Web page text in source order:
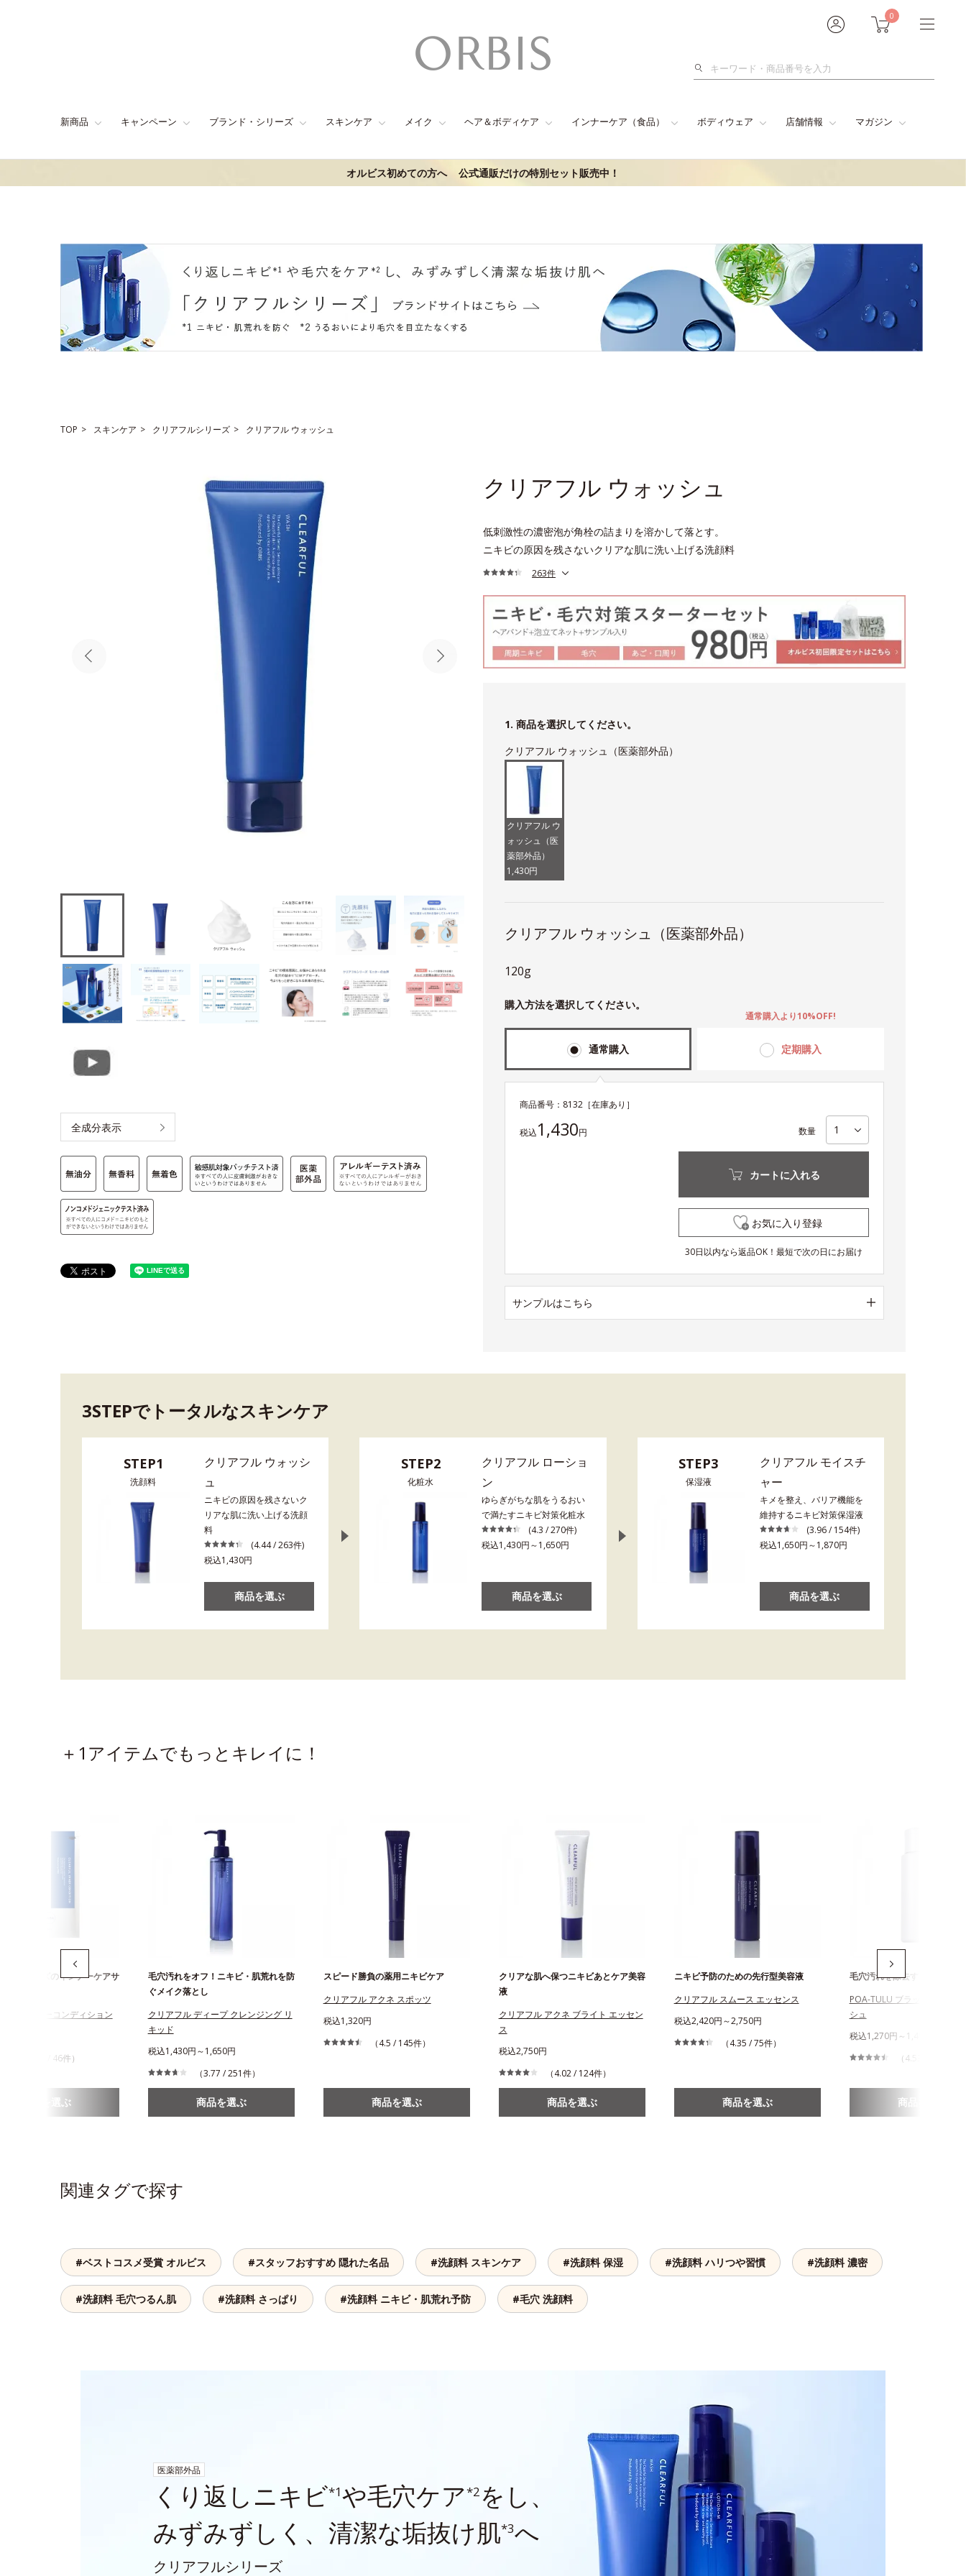
0
検
新商品 キャンペーン ブランド・シリーズ スキンケア メイク ヘア＆ボディケア インナーケア（食品） ボディウェア 店舗情報 マガジン
オルビス初めての方へ 公式通販だけの特別セット販売中！
TOP スキンケア クリアフルシリーズ クリアフル ウォッシュ
クリアフル ウォッシュ
低刺激性の濃密泡が角栓の詰まりを溶かして落とす。
ニキビの原因を残さないクリアな肌に洗い上げる洗顔料
263件
全成分表示
1. 商品を選択してください。
クリアフル ウォッシュ（医薬部外品）
クリアフル ウ
ォッシュ（医
薬部外品）
1,430円
クリアフル ウォッシュ（医薬部外品）
120g
購入方法を選択してください。
通常購入 定期購入
通常購入より10%OFF!
商品番号： 8132 ［在庫あり］
税込1,430円 数量
カートに入れる
お気に入り登録
30日以内なら返品OK！最短で次の日にお届け
サンプルはこちら
3STEPでトータルなスキンケア
STEP1
洗顔料
クリアフル ウォッシ
ュ
ニキビの原因を残さないク
リアな肌に洗い上げる洗顔
料
(4.44 / 263件)
税込1,430円
商品を選ぶ
STEP2
化粧水
クリアフル ローショ
ン
ゆらぎがちな肌をうるおい
で満たすニキビ対策化粧水
(4.3 / 270件)
税込1,430円～1,650円
商品を選ぶ
STEP3
保湿液
クリアフル モイスチ
ャー
キメを整え、バリア機能を
維持するニキビ対策保湿液
(3.96 / 154件)
税込1,650円～1,870円
商品を選ぶ
＋1アイテムでもっとキレイに！
ルシリーズのインナーケアサ
ル インナーコンディション
（4.24 / 46件）
商品を選ぶ
毛穴汚れをオフ！ニキビ・肌荒れを防
ぐメイク落とし
クリアフル ディープ クレンジング リ
キッド
税込1,430円～1,650円
（3.77 / 251件）
商品を選ぶ
スピード勝負の薬用ニキビケア
クリアフル アクネ スポッツ
税込1,320円
（4.5 / 145件）
商品を選ぶ
クリアな肌へ保つニキビあとケア美容
液
クリアフル アクネ ブライト エッセン
ス
税込2,750円
（4.02 / 124件）
商品を選ぶ
ニキビ予防のための先行型美容液
クリアフル スムース エッセンス
税込2,420円～2,750円
（4.35 / 75件）
商品を選ぶ
毛穴汚れを除去する酵素洗顔
POA-TULU ブラックパウダ
シュ
税込1,270円～1,490円
（4.53 / 235件）
商品を選ぶ
関連タグで探す
#ベストコスメ受賞 オルビス #スタッフおすすめ 隠れた名品 #洗顔料 スキンケア #洗顔料 保湿 #洗顔料 ハリつや習慣 #洗顔料 濃密
#洗顔料 毛穴つるん肌 #洗顔料 さっぱり #洗顔料 ニキビ・肌荒れ予防 #毛穴 洗顔料
医薬部外品
くり返しニキビ*1や毛穴ケア*2 をし、
みずみずしく、清潔な垢抜け肌*3へ
クリアフルシリーズ